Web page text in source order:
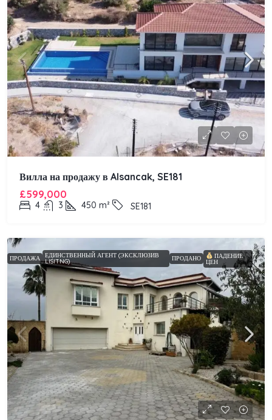
Вилла на продажу в Alsancak, SE181
£599,000
4 3 450 m² SE181
ПРОДАЖА ЕДИНСТВЕННЫЙ АГЕНТ (ЭКСКЛЮЗИВ
LISITNG) ПРОДАНО ПАДЕНИЕ
ЦЕН